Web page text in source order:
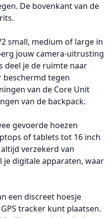
De bovenkant van de
small, medium of large in
jouw camera-uitrusting
deel je de ruimte naar
tegen
van de Core Unit
van de backpack.
gevoerde hoezen
of tablets tot 16 inch
verzekerd van
digitale apparaten, waar
een discreet hoesje
tracker kunt plaatsen.